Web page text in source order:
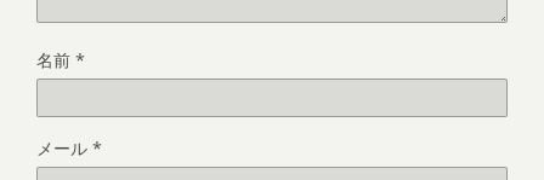
名前 *
メール *